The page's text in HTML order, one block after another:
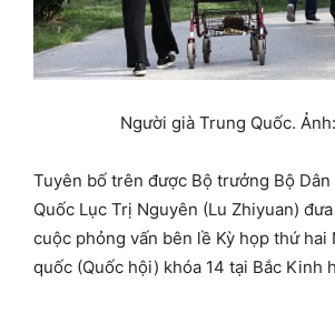
Người già Trung Quốc.
Tuyên bố trên được Bộ trưởng Bộ
Quốc Lục Trị Nguyên (Lu Zhiyuan)
cuộc phỏng vấn bên lề Kỳ họp thứ hai
quốc (Quốc hội) khóa 14 tại Bắc Kinh